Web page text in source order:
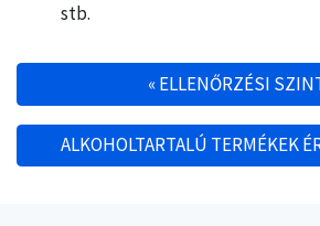
stb.
Post navigation
«ELLENŐRZÉSI
ALKOHOLTARTALÚ TERMÉKEK